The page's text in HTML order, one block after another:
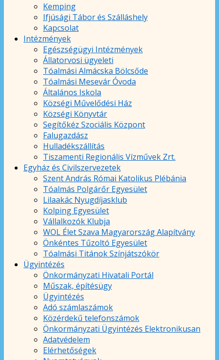
Kemping
Ifjúsági Tábor és Szálláshely
Kapcsolat
Intézmények
Egészségügyi Intézmények
Állatorvosi ügyeleti
Tóalmási Almácska Bölcsőde
Tóalmási Mesevár Óvoda
Általános Iskola
Községi Művelődési Ház
Községi Könyvtár
Segítőkéz Szociális Központ
Falugazdász
Hulladékszállítás
Tiszamenti Regionális Vízművek Zrt.
Egyház és Civilszervezetek
Szent András Római Katolikus Plébánia
Tóalmás Polgárőr Egyesület
Lilaakác Nyugdíjasklub
Kolping Egyesület
Vállalkozók Klubja
WOL Élet Szava Magyarország Alapítvány
Önkéntes Tűzoltó Egyesület
Tóalmási Titánok Színjátszókör
Ügyintézés
Önkormányzati Hivatali Portál
Műszak, építésügy
Ügyintézés
Adó számlaszámok
Közérdekű telefonszámok
Önkormányzati Ügyintézés Elektronikusan
Adatvédelem
Elérhetőségek